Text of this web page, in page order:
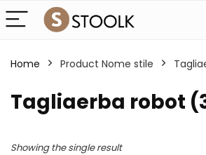
Home Product Nome stile
Tagliaerba robot
Showing the single result